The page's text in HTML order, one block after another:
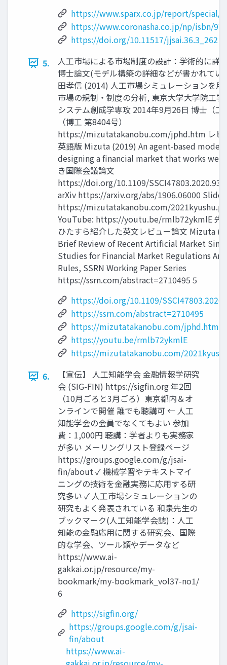
https://www.sparx.co.jp/report/special/
https://www.coronasha.co.jp/np/isbn/
https://doi.org/10.11517/jjsai.36.3_262
5.
人工市場による市場制度の設計：学術的に詳
博士論文(モデル構築の詳細などが書かれてい
田孝信 (2014) 人工市場シミュレーションを用
市場の規制・制度の分析, 東京大学大学院工
システム創成学専攻 2014年9月26日 博士（工
（博工 第8404号）
https://mizutatakanobu.com/jphd.htm レビ
英語版 Mizuta (2019) An agent-based model
designing a financial market that works
き国際会議論文
https://doi.org/10.1109/
arXiv https://arxiv.org/abs/1906.06000 Slide:
https://mizutatakanobu.com/
YouTube: https://youtu.be/rmlb72ykmlE 先
ひたすら紹介した英文レビュー論文 Mizuta
Brief Review of Recent Artificial Market
Studies for Financial Market Regulations
Rules, SSRN Working Paper Series
https://ssrn.com/abstract=2710495 5
https://doi.org/10.1109/
https://ssrn.com/abstract=2710495
https://mizutatakanobu.com/jphd.htm
https://youtu.be/rmlb72ykmlE
https://mizutatakanobu.com/
6.
【宣伝】 人工知能学会 金融情報学研究
会 (SIG-FIN) https://sigfin.org 年2回
（10月ごろと3月ごろ）東京都内＆オ
ンラインで開催 誰でも聴講可 ← 人工
知能学会の会員でなくてもよい 参加
費：1,000円 聴講：学者よりも実務家
が多い メーリングリスト登録ページ
https://groups.google.com/g/jsai-
fin/about ✓ 機械学習やテキストマイ
ニングの技術を金融実務に応用する研
究多い ✓ 人工市場シミュレーションの
研究もよく発表されている 和泉先生の
ブックマーク(人工知能学会誌)：人工
知能の金融応用に関する研究会、国際
的な学会、ツール類やデータなど
https://www.ai-
gakkai.or.jp/resource/my-
bookmark/my-bookmark_vol37-no1/
6
https://sigfin.org/
https://groups.google.com/g/jsai-
fin/about
https://www.ai-